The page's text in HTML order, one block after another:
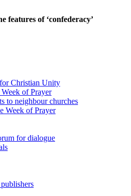
features of ‘confederacy’
Christian Unity
of Prayer
to neighbour churches
Week of Prayer
for dialogue